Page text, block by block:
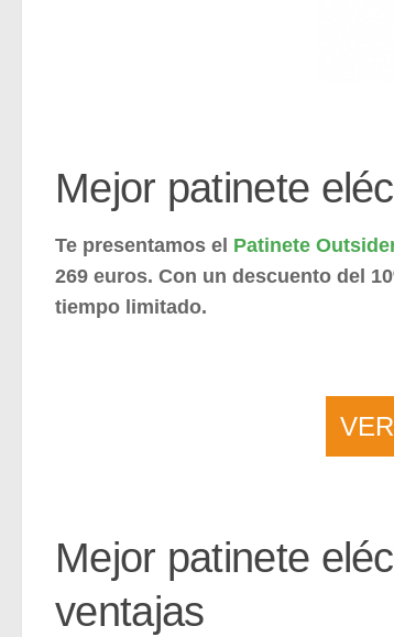
Mejor patinete
Te presentamos el Patinete
269 euros. Con un descuento del
tiempo limitado.
Mejor patinete
ventajas